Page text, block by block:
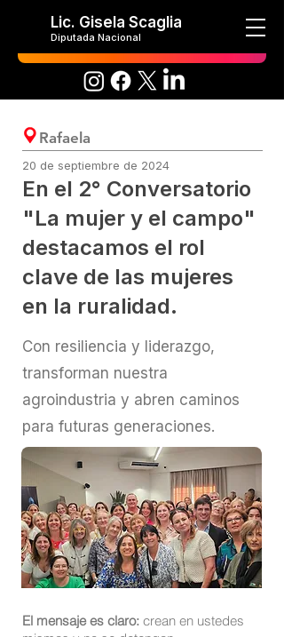
Lic. Gisela Scaglia
Diputada Nacional
Rafaela
20 de septiembre de 2024
En el 2° Conversatorio
"La mujer y el campo"
destacamos el rol
clave de las mujeres
en la ruralidad.
Con resiliencia y liderazgo,
transforman nuestra
agroindustria y abren caminos
para futuras generaciones.
El mensaje es claro: crean en ustedes